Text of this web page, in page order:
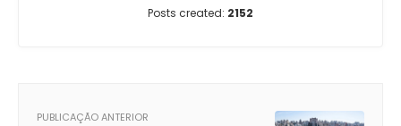
Posts created: 2152
PUBLICAÇÃO ANTERIOR